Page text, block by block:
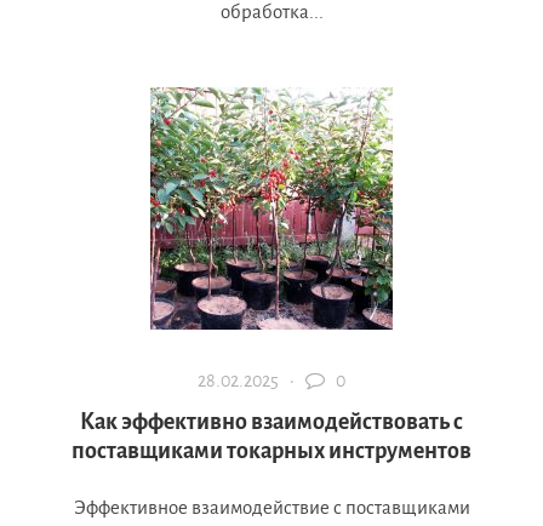
обработка...
28.02.2025 · 0
Как эффективно взаимодействовать с
поставщиками токарных инструментов
Эффективное взаимодействие с поставщиками